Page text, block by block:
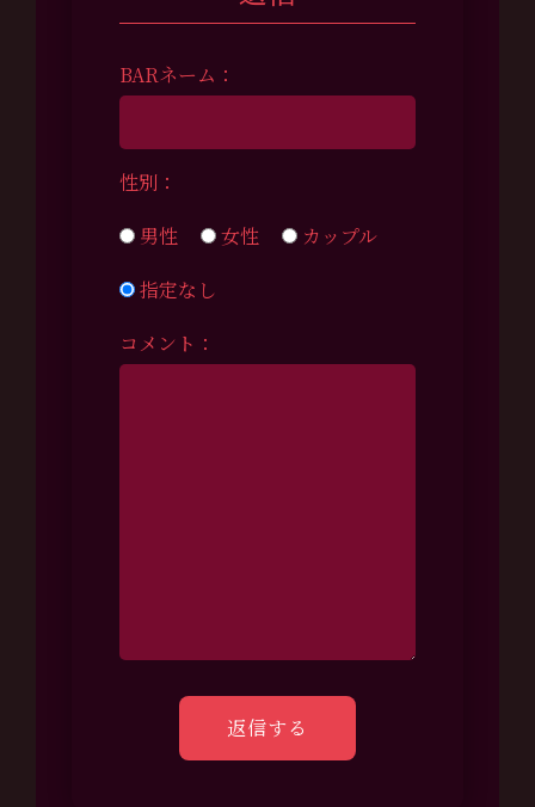
BARネーム：
性別：
男性
女性
カップル
指定なし
コメント：